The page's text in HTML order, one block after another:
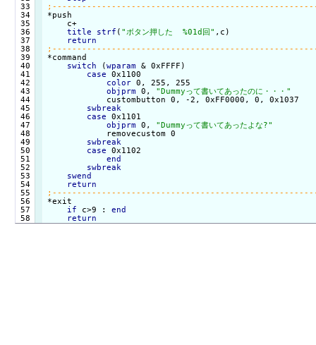
33
34
35
36
37
38
39
40
41
42
43
44
45
46
47
48
49
50
51
52
53
54
55
56
57
*push
    c+
title
strf ( "ボタン押した  %01d回" ,c)
return
*command
switch (wparam & 0xFFFF)
case 0x1100
color 0, 255, 255
objprm 0,
"Dummyって書いてあったのに・・・"
            custombutton 0, -2, 0xFF0000, 0, 0x1037
swbreak
case 0x1101
objprm 0,
"Dummyって書いてあったよな?"
            removecustom 0
swbreak
case 0x1102
end
swbreak
swend
return
*exit
if c>9 : end
return